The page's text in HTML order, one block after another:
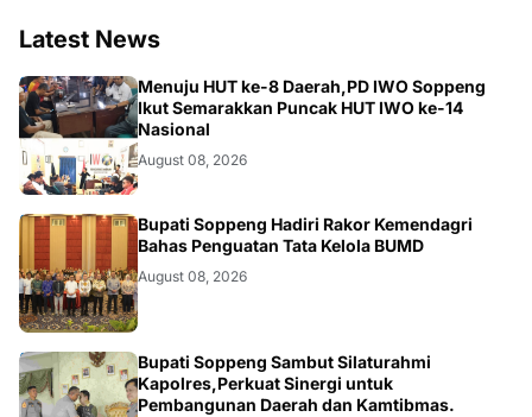
Latest News
NEWS
Menuju HUT ke-8 Daerah,PD IWO Soppeng
Ikut Semarakkan Puncak HUT IWO ke-14
Nasional
August 08, 2026
NEWS
Bupati Soppeng Hadiri Rakor Kemendagri
Bahas Penguatan Tata Kelola BUMD
August 08, 2026
NEWS
Bupati Soppeng Sambut Silaturahmi
Kapolres,Perkuat Sinergi untuk
Pembangunan Daerah dan Kamtibmas.